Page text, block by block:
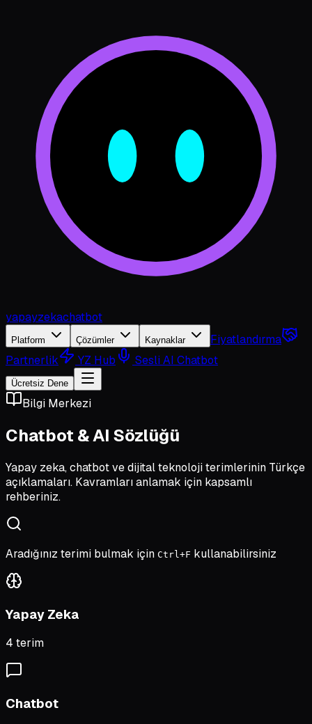
yapayzekachatbot
Platform Çözümler Kaynaklar
Fiyatlandırma
Partnerlik
YZ Hub Sesli AI Chatbot
Ücretsiz Dene
Bilgi Merkezi
Chatbot & AI Sözlüğü
Yapay zeka, chatbot ve dijital teknoloji terimlerinin Türkçe
açıklamaları. Kavramları anlamak için kapsamlı
rehberiniz.
Aradığınız terimi bulmak için Ctrl+F kullanabilirsiniz
Yapay Zeka
4 terim
Chatbot